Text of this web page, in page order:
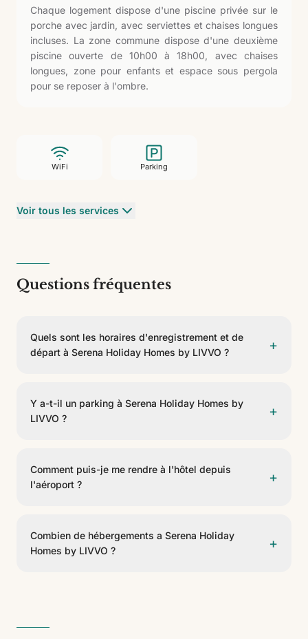
Chaque logement dispose d'une piscine privée sur le
porche avec jardin, avec serviettes et chaises longues
incluses. La zone commune dispose d'une deuxième
piscine ouverte de 10h00 à 18h00, avec chaises
longues, zone pour enfants et espace sous pergola
pour se reposer à l'ombre.
WiFi Parking
Voir tous les services
Questions fréquentes
Quels sont les horaires d'enregistrement et de
départ à Serena Holiday Homes by LIVVO ?
+
Y a-t-il un parking à Serena Holiday Homes by
LIVVO ?
+
disponibilité et les conditions à la réception.
Comment puis-je me rendre à l'hôtel depuis
l'aéroport ?
+
taxi, transfert privé ou voiture de location.
Combien de hébergements a Serena Holiday
Homes by LIVVO ?
+